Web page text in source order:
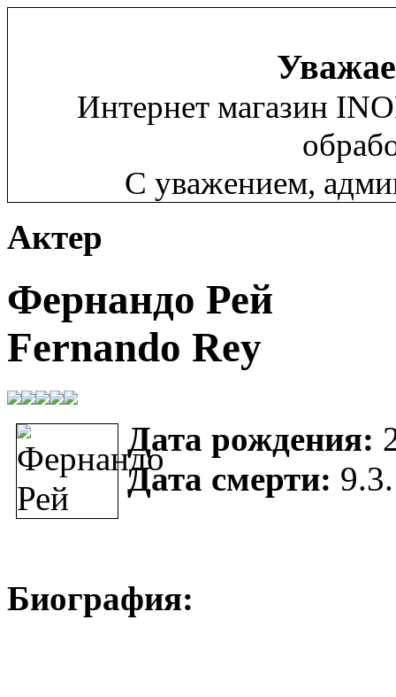
Интернет магазин
С уважением,
Актер
Фернандо Рей
Fernando Rey
Дата рождения:
Дата смерти:
Биография: